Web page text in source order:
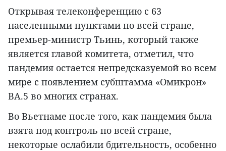
Открывая телеконференцию с 63
населенными пунктами по всей стране,
премьер-министр Тьинь, который также
является главой комитета, отметил, что
пандемия остается непредсказуемой во всем
мире с появлением субштамма «Омикрон»
BA.5 во многих странах.
Во Вьетнаме после того, как пандемия была
взята под контроль по всей стране,
некоторые ослабили бдительность, особенно